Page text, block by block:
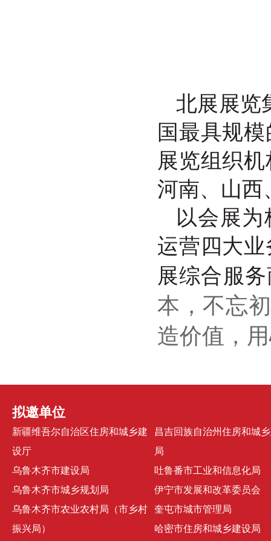
北展展览
国最具规
展览组织
河南、山西
以会展
运营四大
展综合服
本，不忘
造价值，
拟邀单位
新疆维吾尔自治区住房和城乡建
设厅
乌鲁木齐市建设局
乌鲁木齐市城乡规划局
乌鲁木齐市农业农村局（市乡村
振兴局）
昌吉回族自治州住房和城
局
吐鲁番市工业和信息化局
伊宁市发展和改革委员会
奎屯市城市管理局
哈密市住房和城乡建设局